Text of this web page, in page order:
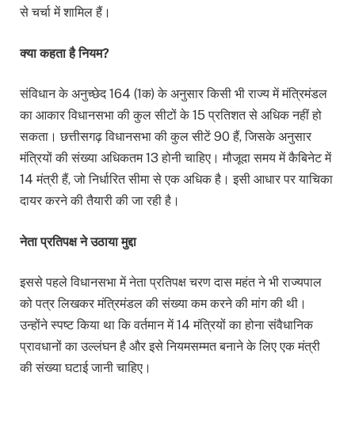
से चर्चा में शामिल हैं।
क्या कहता है नियम?
संविधान के अनुच्छेद 164 (1क) के अनुसार किसी भी राज्य में मंत्रिमंडल
का आकार विधानसभा की कुल सीटों के 15 प्रतिशत से अधिक नहीं हो
सकता। छत्तीसगढ़ विधानसभा की कुल सीटें 90 हैं, जिसके अनुसार
मंत्रियों की संख्या अधिकतम 13 होनी चाहिए। मौजूदा समय में कैबिनेट में
14 मंत्री हैं, जो निर्धारित सीमा से एक अधिक है। इसी आधार पर याचिका
दायर करने की तैयारी की जा रही है।
नेता प्रतिपक्ष ने उठाया मुद्दा
इससे पहले विधानसभा में नेता प्रतिपक्ष चरण दास महंत ने भी राज्यपाल
को पत्र लिखकर मंत्रिमंडल की संख्या कम करने की मांग की थी।
उन्होंने स्पष्ट किया था कि वर्तमान में 14 मंत्रियों का होना संवैधानिक
प्रावधानों का उल्लंघन है और इसे नियमसम्मत बनाने के लिए एक मंत्री
की संख्या घटाई जानी चाहिए।